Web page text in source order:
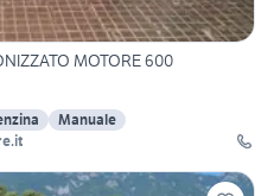
MOTORE 600
Manuale